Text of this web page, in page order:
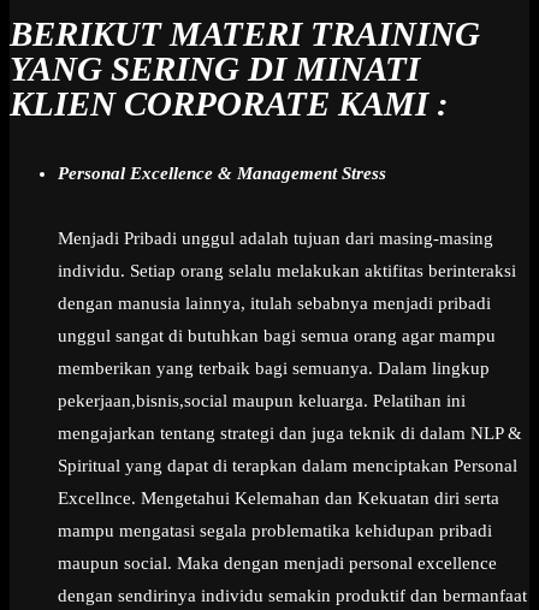
BERIKUT MATERI TRAINING
YANG SERING DI MINATI
KLIEN CORPORATE KAMI :
Personal Excellence & Management Stress
Menjadi Pribadi unggul adalah tujuan dari masing-masing
individu. Setiap orang selalu melakukan aktifitas berinteraksi
dengan manusia lainnya, itulah sebabnya menjadi pribadi
unggul sangat di butuhkan bagi semua orang agar mampu
memberikan yang terbaik bagi semuanya. Dalam lingkup
pekerjaan,bisnis,social maupun keluarga. Pelatihan ini
mengajarkan tentang strategi dan juga teknik di dalam NLP &
Spiritual yang dapat di terapkan dalam menciptakan Personal
Excellnce. Mengetahui Kelemahan dan Kekuatan diri serta
mampu mengatasi segala problematika kehidupan pribadi
maupun social. Maka dengan menjadi personal excellence
dengan sendirinya individu semakin produktif dan bermanfaat